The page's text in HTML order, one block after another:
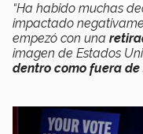
“Ha habido muchas
impactado
empezó con una
imagen de Estados
dentro como fuera de